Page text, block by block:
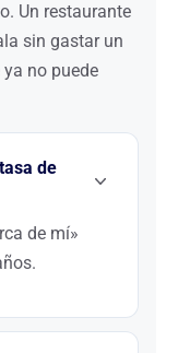
Un restaurante
sin gastar un
no puede
de
de mí»
menos de 3